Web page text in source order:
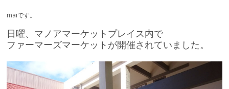
maiです。
日曜、マノアマーケットプレイス内で
ファーマーズマーケットが開催されていました。